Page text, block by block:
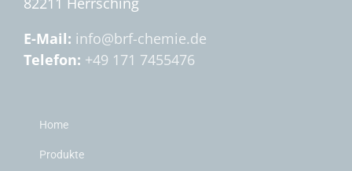
E-Mail: info@brf-chemie.de
Telefon: +49 171 7455476
Home
Produkte